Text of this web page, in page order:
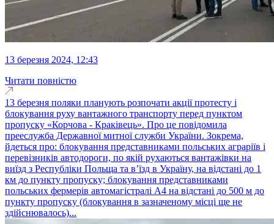
13 березня 2024, 12:43
Читати повністю
13 березня поляки планують розпочати акції протесту і
блокування руху вантажного транспорту перед пунктом
пропуску «Корчова - Краківець». Про це повідомила
прееслужба Державної митної служби України. Зокрема,
йдеться про: блокування представниками польських аграріїв і
перевізників автодороги, по якій рухаються вантажівки на
виїзд з Республіки Польща та вʼїзд в Україну, на відстані до 1
км до пункту пропуску; блокування представниками
польських фермерів автомагістралі А4 на відстані до 500 м до
пункту пропуску (блокування в зазначеному місці ще не
здійснювалось)...